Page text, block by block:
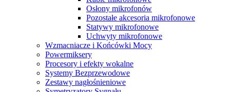
Osłony mikrofonów
Pozostałe akcesoria mikrofonowe
Statywy mikrofonowe
Uchwyty mikrofonowe
Wzmacniacze i Końcówki Mocy
Powermiksery
Procesory i efekty wokalne
Systemy Bezprzewodowe
Zestawy nagłośnieniowe